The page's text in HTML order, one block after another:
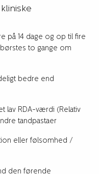
på 14 dage og op til fire
to gange om
bedre end
lav RDA-værdi (Relativ
tandpastaer
eller følsomhed /
den førende